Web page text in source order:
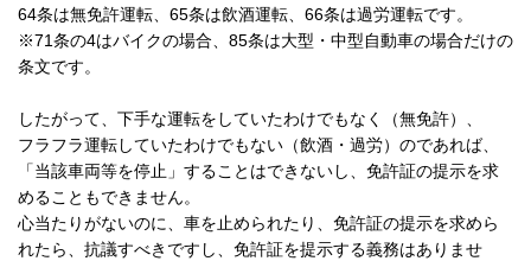
64条は無免許運転、65条は飲酒運転、66条は過労運転です。
※71条の4はバイクの場合、85条は大型・中型自動車の場合だけの
条文です。
したがって、下手な運転をしていたわけでもなく（無免許）、
フラフラ運転していたわけでもない（飲酒・過労）のであれば、
「当該車両等を停止」することはできないし、免許証の提示を求
めることもできません。
心当たりがないのに、車を止められたり、免許証の提示を求めら
れたら、抗議すべきですし、免許証を提示する義務はありませ